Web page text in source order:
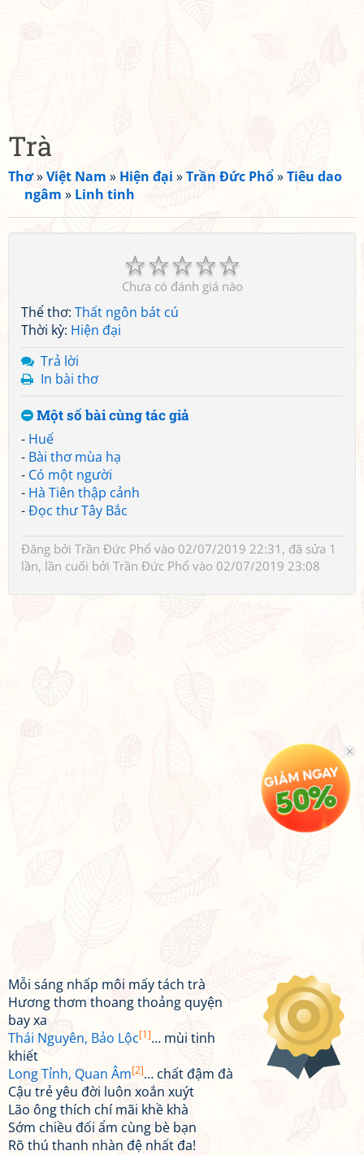
Trà
Thơ»Việt Nam » Hiện đại »Trần Đức Phổ»Tiêu dao
ngâm » Linh tinh
☆
☆
☆
☆
☆
Chưa có đánh giá nào
Thể thơ: Thất ngôn bát cú
Thời kỳ: Hiện đại
Trả lời
In bài thơ
Một số bài cùng tác giả
- Huế
- Bài thơ mùa hạ
- Có một người
- Hà Tiên thập cảnh
-Đọc thư Tây Bắc
Đăng bởi Trần Đức Phổ vào 02/07/2019 22:31, đã sửa 1
lần, lần cuối bởi Trần Đức Phổ vào 02/07/2019 23:08
Mỗi sáng nhấp môi mấy tách trà
Hương thơm thoang thoảng quyện
bay xa
Thái Nguyên, Bảo Lộc[1]… mùi tinh
khiết
Long Tỉnh, Quan Âm[2]… chất đậm đà
Cậu trẻ yêu đời luôn xoắn xuýt
Lão ông thích chí mãi khề khà
Sớm chiều đối ẩm cùng bè bạn
Rõ thú thanh nhàn đệ nhất đa!